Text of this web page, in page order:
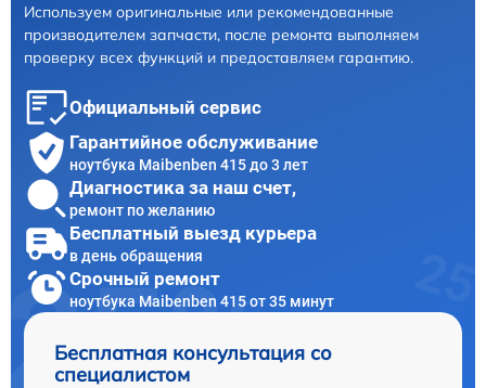
Используем оригинальные или рекомендованные
производителем запчасти, после ремонта выполняем
проверку всех функций и предоставляем гарантию.
Официальный сервис
Гарантийное обслуживание
ноутбука Maibenben 415 до 3 лет
Диагностика за наш счет,
ремонт по желанию
Бесплатный выезд курьера
в день обращения
Срочный ремонт
ноутбука Maibenben 415 от 35 минут
Бесплатная консультация со
специалистом